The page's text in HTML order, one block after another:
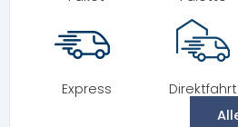
Express Direktfahrt